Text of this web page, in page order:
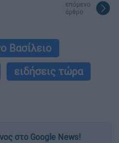
επόμενο
άρθρο
Βασίλειο
ειδήσεις τώρα
στο Google News!